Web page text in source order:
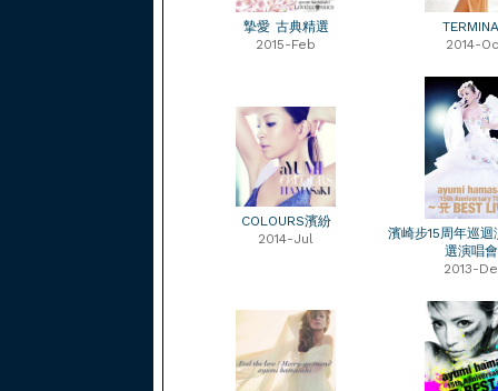
摯愛 古典精選
2015-Feb
2014-
COLOURS濱紛
2014-Jul
濱崎步15周年巡迴
選演唱
2013-